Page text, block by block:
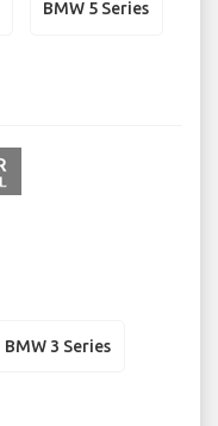
BMW 5 Series
BMW 3 Series